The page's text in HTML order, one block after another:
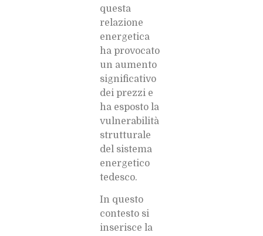
questa
relazione
energetica
ha provocato
un aumento
significativo
dei prezzi e
ha esposto la
vulnerabilità
strutturale
del sistema
energetico
tedesco.
In questo
contesto si
inserisce la